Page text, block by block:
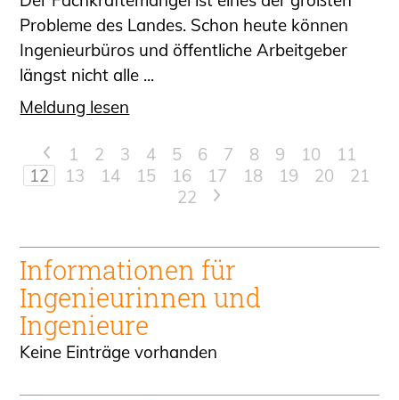
Probleme des Landes. Schon heute können
Ingenieurbüros und öffentliche Arbeitgeber
längst nicht alle ...
Meldung lesen
< 1 2 3 4 5 6 7 8 9 10
11
12
13 14 15 16 17 18 19 20
21
22
>
Informationen für
Ingenieurinnen und
Ingenieure
Keine Einträge vorhanden